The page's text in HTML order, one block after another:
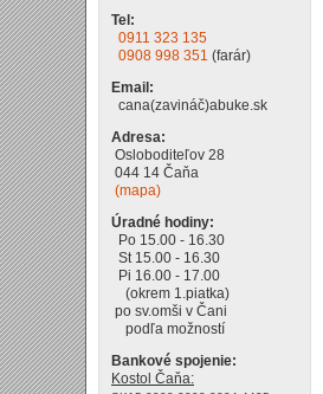
Tel:
0911 323 135
0908 998 351 (farár)
Email:
cana(zavináč)abuke.sk
Adresa:
Osloboditeľov 28
044 14 Čaňa
(mapa)
Úradné hodiny:
Po 15.00 - 16.30
St 15.00 - 16.30
Pi 16.00 - 17.00
(okrem 1.piatka)
po sv.omši v Čani
podľa možností
Bankové spojenie:
Kostol Čaňa: